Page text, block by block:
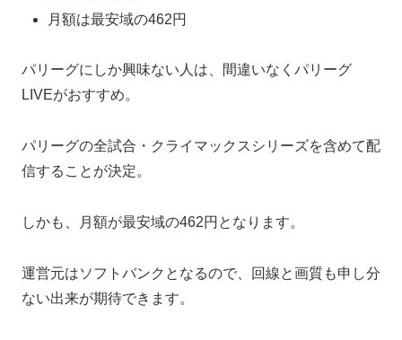
月額は最安域の462円
パリーグにしか興味ない人は、間違いなくパリーグ
LIVEがおすすめ。
パリーグの全試合・クライマックスシリーズを含めて配
信することが決定。
しかも、月額が最安域の462円となります。
運営元はソフトバンクとなるので、回線と画質も申し分
ない出来が期待できます。